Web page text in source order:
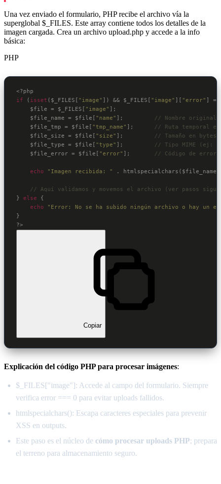
Una vez enviado el formulario, PHP recibe el archivo vía la
superglobal $_FILES. Este array contiene todos los detalles de la
imagen cargada. Crea un archivo upload.php y accede a la info
básica:
PHP
<?php
if ( isset ( $_FILES [ "image" ]) && $_FILES [ "image" ][ "error" ]
$file = $_FILES [ "image" ];
$file_name = $file [ "name" ];
// Nombre
$file_tmp = $file [ "tmp_name" ];
// Ruta temporal
$file_size = $file [ "size" ];
// Tamaño en bytes
$file_type = $file [ "type" ];
// Tipo MIME (ej:
$file_error = $file [ "error" ]; // Código de error
echo "Imagen recibida: " . htmlspecialchars( $file_name
// Aquí validamos y movemos el archivo (ver pasos
} else {
echo
"Error: No se ha subido ningún archivo o hay un
?>
Copiar
Explicación del código PHP para procesar imágenes:
$_FILES["image"]: Accede al campo del formulario. Siempre
verifica error === 0 para evitar uploads fallidos.
htmlspecialchars(): Escapa caracteres especiales para prevenir
XSS en outputs.
Este paso es el núcleo de cómo procesar uploads PHP; prepara
el terreno para almacenamiento seguro.